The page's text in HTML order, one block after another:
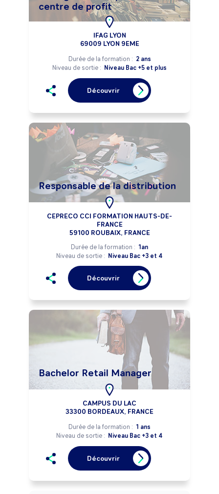
centre de profit
IFAG LYON
69009 LYON 9EME
Durée de la formation : 2 ans
Niveau de sortie : Niveau Bac +5 et plus
Découvrir
Responsable de la distribution
CEPRECO CCI FORMATION HAUTS-DE-
FRANCE
59100 ROUBAIX, FRANCE
Durée de la formation : 1an
Niveau de sortie : Niveau Bac +3 et 4
Découvrir
Bachelor Retail Manager
CAMPUS DU LAC
33300 BORDEAUX, FRANCE
Durée de la formation : 1 ans
Niveau de sortie : Niveau Bac +3 et 4
Découvrir